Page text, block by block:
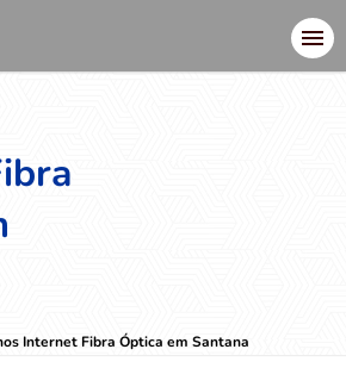
Internet Fibra Óptica em Santana